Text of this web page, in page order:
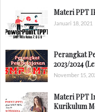
Materi PPT
Januari 18, 2021
Perangkat
2023/2024
November 15,
Materi PPT
Kurikulum